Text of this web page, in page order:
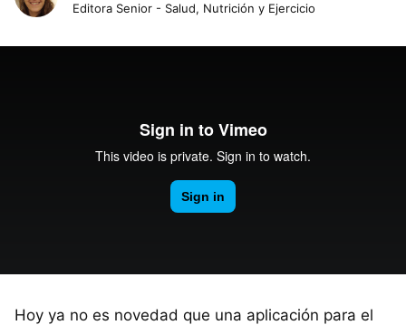
Editora Senior - Salud, Nutrición y Ejercicio
Hoy ya no es novedad que una aplicación para el